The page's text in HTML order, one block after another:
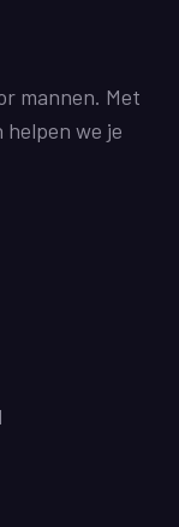
mannen. Met
we je